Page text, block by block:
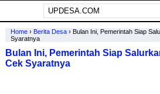
Home› Berita Desa› Bulan Ini, Pemerintah Siap
Syaratnya
Bulan Ini, Pemerintah Siap
Cek Syaratnya